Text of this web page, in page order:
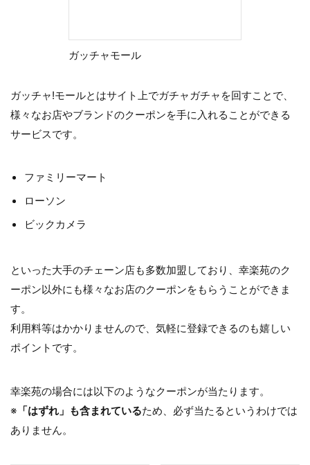
ガッチャモール
ガッチャ!モールとはサイト上でガチャガチャを回すことで、
様々なお店やブランドのクーポンを手に入れることができる
サービスです。
ファミリーマート
ローソン
ビックカメラ
といった大手のチェーン店も多数加盟しており、幸楽苑のク
ーポン以外にも様々なお店のクーポンをもらうことができま
す。
利用料等はかかりませんので、気軽に登録できるのも嬉しい
ポイントです。
幸楽苑の場合には以下のようなクーポンが当たります。
※ 「はずれ」も含まれているため、必ず当たるというわけでは
ありません。